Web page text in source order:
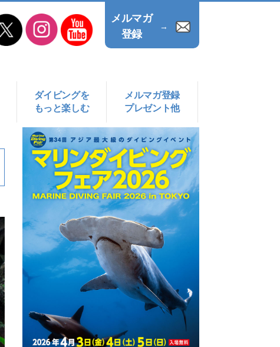
ダイビングを
もっと楽しむ
メルマガ登録
プレゼント他
メルマガ
登録
→